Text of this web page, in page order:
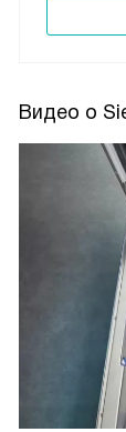
Видео о